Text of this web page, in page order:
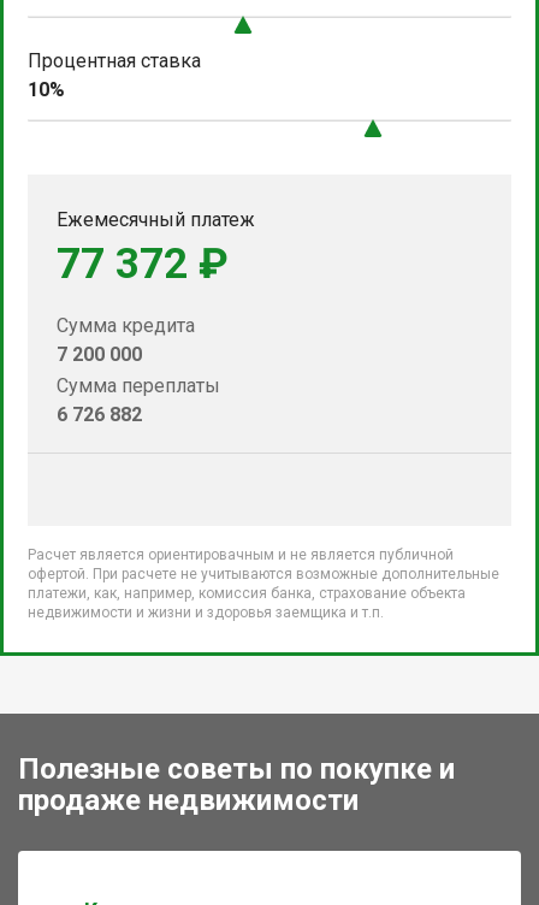
Процентная ставка
10%
Ежемесячный платеж
77 372 ₽
Сумма кредита
7 200 000
Сумма переплаты
6 726 882
Расчет является ориентировачным и не является публичной
офертой. При расчете не учитываются возможные дополнительные
платежи, как, например, комиссия банка, страхование объекта
недвижимости и жизни и здоровья заемщика и т.п.
Полезные советы по покупке и
продаже недвижимости